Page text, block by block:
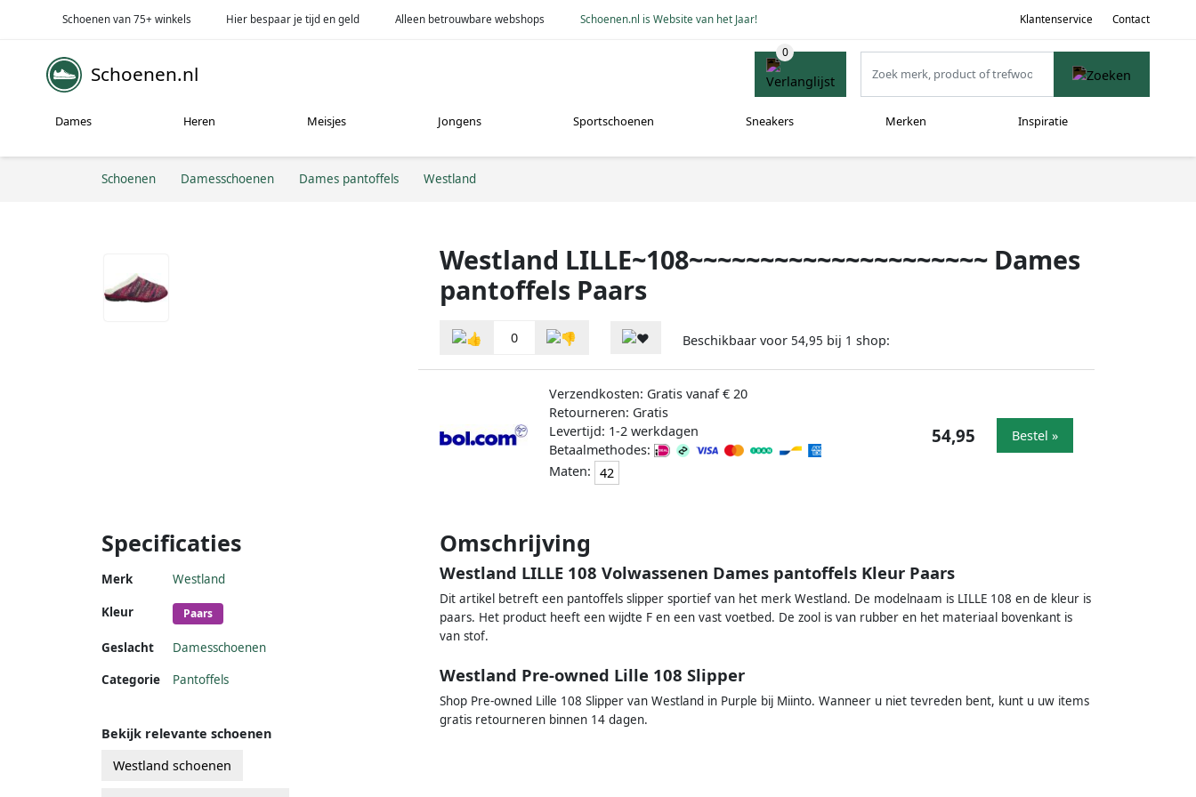
Schoenen van 75+ winkels Hier bespaar je tijd en geld Alleen betrouwbare webshops Schoenen.nl is Website van het Jaar! Klantenservice Contact
Schoenen.nl
Dames Heren Meisjes Jongens Sportschoenen Sneakers Merken Inspiratie
Schoenen Damesschoenen Dames pantoffels Westland
Westland LILLE~108~~~~~~~~~~~~~~~~~~~~~ Dames
pantoffels Paars
0 Beschikbaar voor 54,95 bij 1 shop:
Verzendkosten: Gratis vanaf € 20
Retourneren: Gratis
Levertijd: 1-2 werkdagen
Betaalmethodes:
Maten: 42
54,95 Bestel »
Specificaties
Merk Westland
Kleur Paars
Geslacht
Damesschoenen
Categorie
Pantoffels
Omschrijving
Westland LILLE 108 Volwassenen Dames pantoffels Kleur Paars
Dit artikel betreft een pantoffels slipper sportief van het merk Westland. De modelnaam is LILLE 108 en de kleur is
paars. Het product heeft een wijdte F en een vast voetbed. De zool is van rubber en het materiaal bovenkant is
van stof.
Westland Pre-owned Lille 108 Slipper
Shop Pre-owned Lille 108 Slipper van Westland in Purple bij Miinto. Wanneer u niet tevreden bent, kunt u uw items
gratis retourneren binnen 14 dagen.
Bekijk relevante schoenen
Westland schoenen